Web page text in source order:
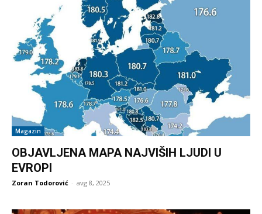
Magazin
OBJAVLJENA MAPA NAJVIŠIH LJUDI U
EVROPI
Zoran Todorović - avg 8, 2025